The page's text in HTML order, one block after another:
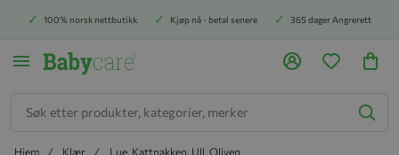
100% norsk nettbutikk Kjøp nå - betal senere 365 dager Angrerett
Hjem Klær Lue, Kattnakken, Ull, Oliven